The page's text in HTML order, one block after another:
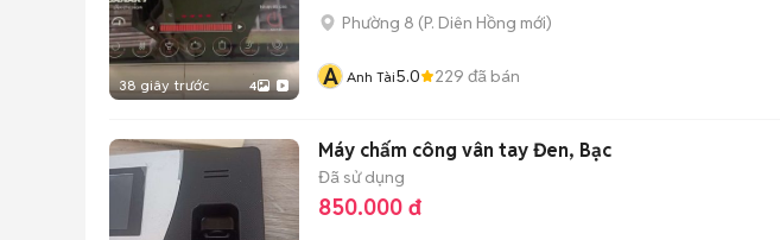
38 giây trước 4
Phường 8 (P. Diên Hồng mới)
A Anh Tài5.0 229 đã bán
Máy chấm công vân tay Đen, Bạc
Đã sử dụng
850.000 đ